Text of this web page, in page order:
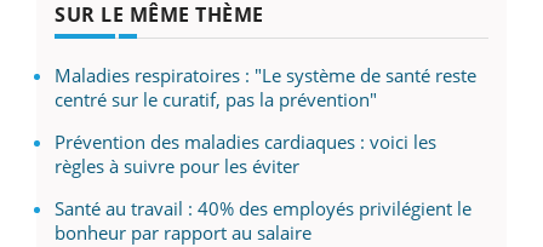
SUR LE MÊME THÈME
Maladies respiratoires : "Le système de santé reste
centré sur le curatif, pas la prévention"
Prévention des maladies cardiaques : voici les
règles à suivre pour les éviter
Santé au travail : 40% des employés privilégient le
bonheur par rapport au salaire